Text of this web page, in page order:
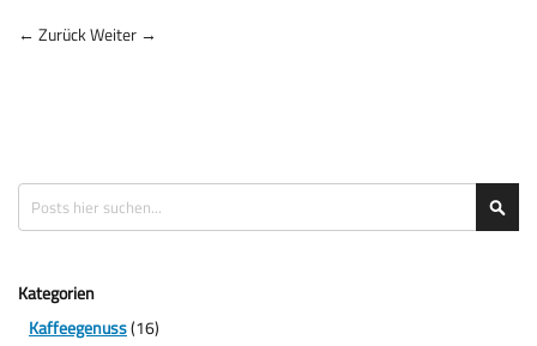
← ZurückWeiter →
Suche
Kategorien
Kaffeegenuss(16)